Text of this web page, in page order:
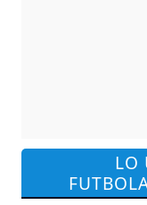
LO